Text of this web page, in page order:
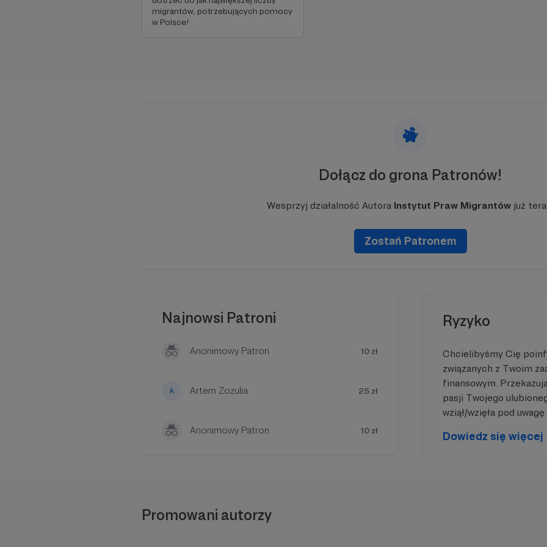
polityki prywatności
Na naszym YouTube także można znaleźć serię filmików z naszym
w których znajdziecie odpowiedzi na najbardziej nurtujące pytania w
W tym miejscu powinna być zewnętrzna treść
polityki prywatności
migrantów, potrzebujących pomocy
w Polsce!
Dołącz do grona Patronów!
Wesprzyj działalność Autora Instytut Praw Migrantówjuż
Zostań Patronem
Najnowsi Patroni
Anonimowy Patron 10 zł
Artem Zozulia 25 zł
Anonimowy Patron 10 zł
Ryzyko
Chcielibyśmy Cię
związanych z Twoim
finansowym.
pasji Twojego
wziął/wzięła pod
Dowiedz się więcej
Promowani autorzy